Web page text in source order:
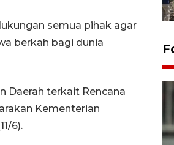
semua pihak agar
berkah bagi dunia
Daerah terkait Rencana
Kementerian
6).